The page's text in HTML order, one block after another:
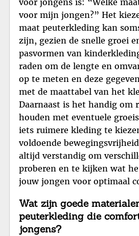
voor mijn jongen?” Het
maat peuterkleding kan
zijn, gezien de snelle groei
pasvormen van
raden om de lengte en
op te meten en deze
met de maattabel van het
Daarnaast is het handig om
houden met eventuele
iets ruimere kleding te
voldoende
altijd verstandig om
proberen en te kijken wat
jouw jongen voor optimaal
Wat zijn goede
peuterkleding die
jongens?